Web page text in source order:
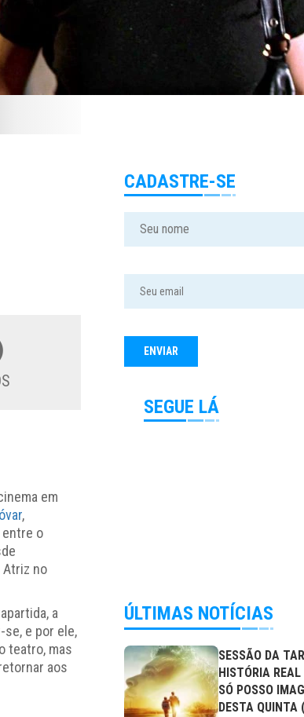
em
,
entre o
no
a
e por ele,
teatro, mas
aos
CADASTRE-SE
SEGUE LÁ
ÚLTIMAS NOTÍCIAS
SESSÃO DA
HISTÓRIA
SÓ POSSO
DESTA